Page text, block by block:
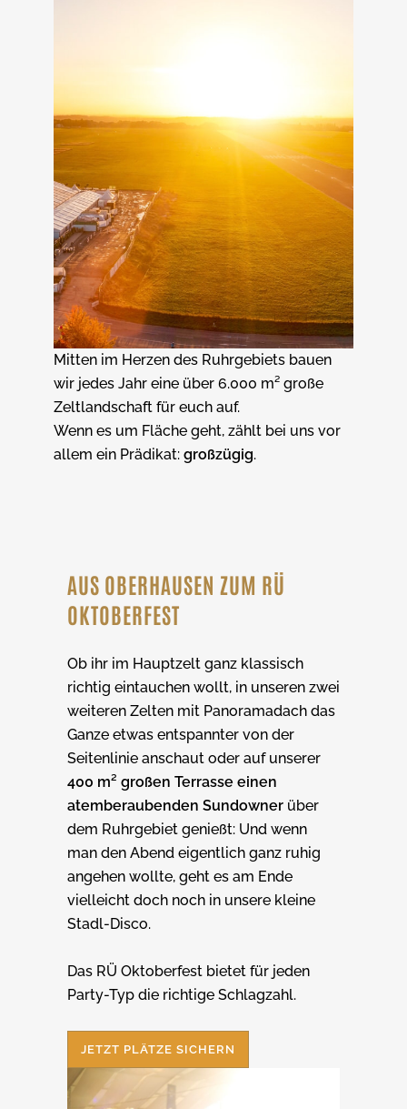
Mitten im Herzen des Ruhrgebiets bauen
wir jedes Jahr eine über 6.000 m² große
Zeltlandschaft für euch auf.
Wenn es um Fläche geht, zählt bei uns vor
allem ein Prädikat: großzügig.
AUS OBERHAUSEN ZUM RÜ
OKTOBERFEST
Ob ihr im Hauptzelt ganz klassisch
richtig eintauchen wollt, in unseren zwei
weiteren Zelten mit Panoramadach das
Ganze etwas entspannter von der
Seitenlinie anschaut oder auf unserer
400 m² großen Terrasse einen
atemberaubenden Sundowner über
dem Ruhrgebiet genießt: Und wenn
man den Abend eigentlich ganz ruhig
angehen wollte, geht es am Ende
vielleicht doch noch in unsere kleine
Stadl-Disco.
Das RÜ Oktoberfest bietet für jeden
Party-Typ die richtige Schlagzahl.
JETZT PLÄTZE SICHERN